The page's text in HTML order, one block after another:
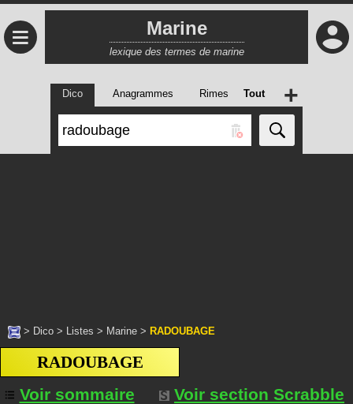
≡ Marine
lexique des termes de marine
Dico Anagrammes Rimes Tout +
> Dico > Listes > Marine > RADOUBAGE
RADOUBAGE
Voir sommaire
Voir section Scrabble